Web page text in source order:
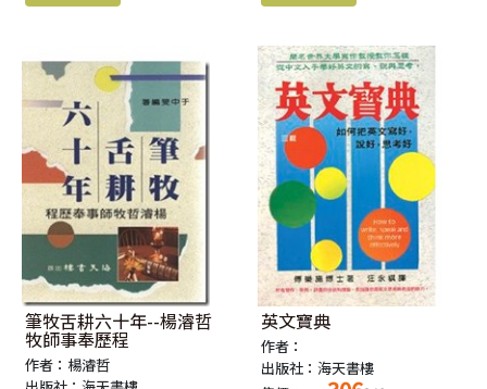
筆牧舌耕六十年--楊濬哲
牧師事奉歷程
作者：楊濬哲
英文寶典
作者：
出版社：海天書樓